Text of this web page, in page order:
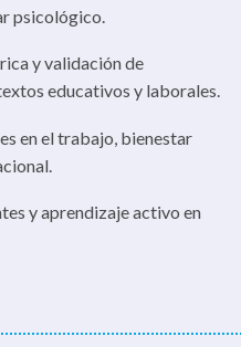
psicológico.
y validación de
educativos y laborales.
en el trabajo, bienestar
y aprendizaje activo en